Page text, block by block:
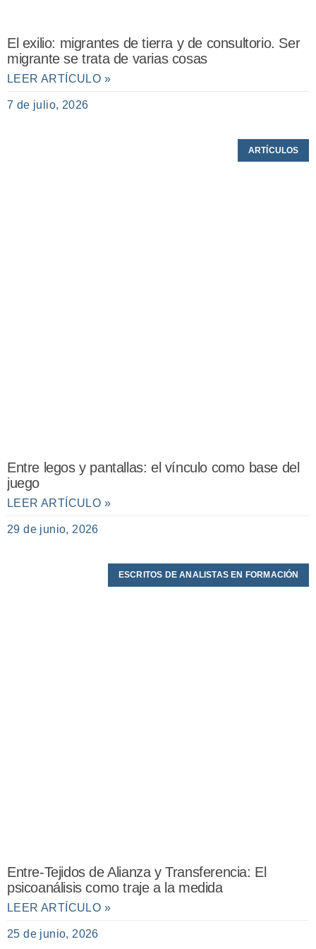
El exilio: migrantes de tierra y de consultorio. Ser
migrante se trata de varias cosas
LEER ARTÍCULO »
7 de julio, 2026
ARTÍCULOS
Entre legos y pantallas: el vínculo como base del
juego
LEER ARTÍCULO »
29 de junio, 2026
ESCRITOS DE ANALISTAS EN FORMACIÓN
Entre-Tejidos de Alianza y Transferencia: El
psicoanálisis como traje a la medida
LEER ARTÍCULO »
25 de junio, 2026